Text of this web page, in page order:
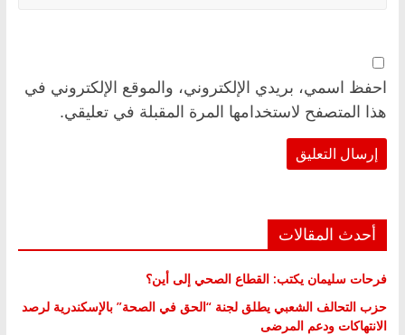
احفظ اسمي، بريدي الإلكتروني، والموقع الإلكتروني في
هذا المتصفح لاستخدامها المرة المقبلة في تعليقي.
أحدث المقالات
فرحات سليمان يكتب: القطاع الصحي إلى أين؟
حزب التحالف الشعبي يطلق لجنة “الحق في الصحة” بالإسكندرية لرصد
الانتهاكات ودعم المرضى